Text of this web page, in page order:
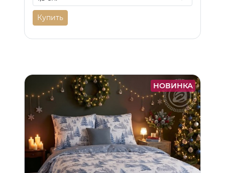
Купить
НОВИНКА